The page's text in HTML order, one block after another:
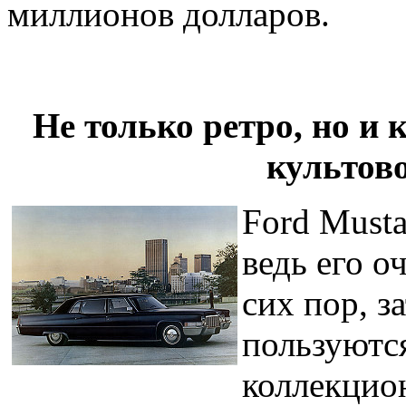
миллионов долларов.
Не только ретро, но и
Ford
ведь его
сих пор,